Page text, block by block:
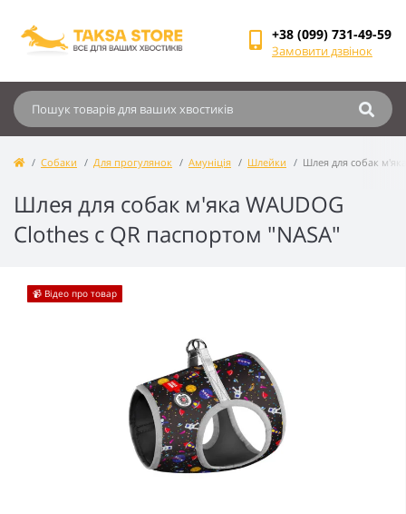
+38 (099) 731-49-59
Замовити дзвінок
Собаки Для прогулянок Амуніція Шлейки Шлея для собак
Шлея для собак м'яка WAUDOG
Clothes c QR паспортом "NASA"
📹 Відео про товар